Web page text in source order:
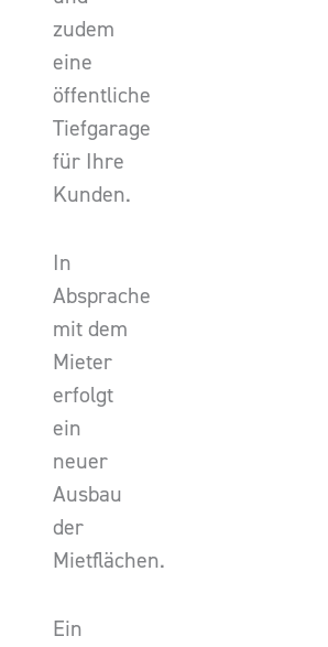
zudem
eine
öffentliche
Tiefgarage
für Ihre
Kunden.
In
Absprache
mit dem
Mieter
erfolgt
ein
neuer
Ausbau
der
Mietflächen.
Ein